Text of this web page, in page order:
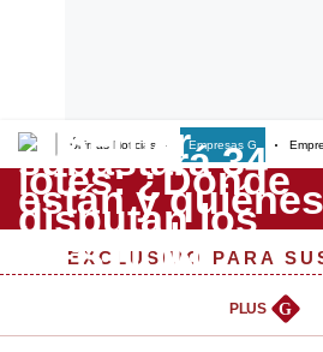
Últimas Noticias Empresas G
Lo último
Peru Quiosco
Management & Empleo
EXCLUSIVO PARA
PLUS G